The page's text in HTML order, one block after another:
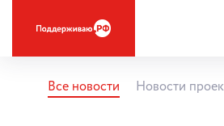
Все новости Новости